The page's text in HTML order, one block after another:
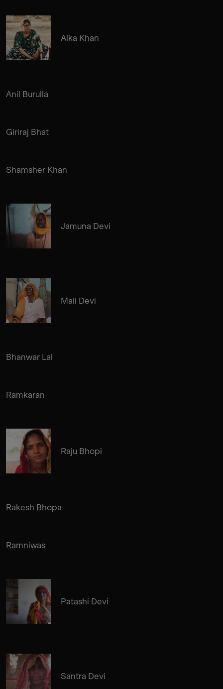
Alka Khan
Anil Burulla
Giriraj Bhat
Shamsher Khan
Jamuna Devi
Mali Devi
Bhanwar Lal
Ramkaran
Raju Bhopi
Rakesh Bhopa
Ramniwas
Patashi Devi
Santra Devi